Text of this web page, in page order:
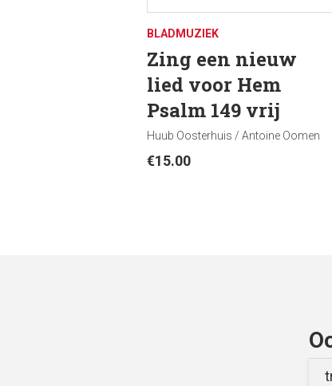
BLADMUZIEK
Zing een nieuw
lied voor Hem
Psalm 149 vrij
Huub Oosterhuis / Antoine Oomen
€15.00